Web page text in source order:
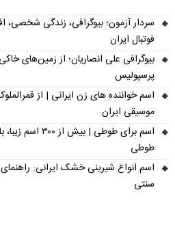
سردار آزمون؛ بیوگرافی، زندگی
فوتبال ایران
بیوگرافی علی انصاریان؛ از زمین‌های
پرسپولیس
اسم خواننده های زن ایرانی | از
موسیقی ایران
اسم برای طوطی |
طوطی
اسم انواع شیرینی خشک ایرانی:
سنتی